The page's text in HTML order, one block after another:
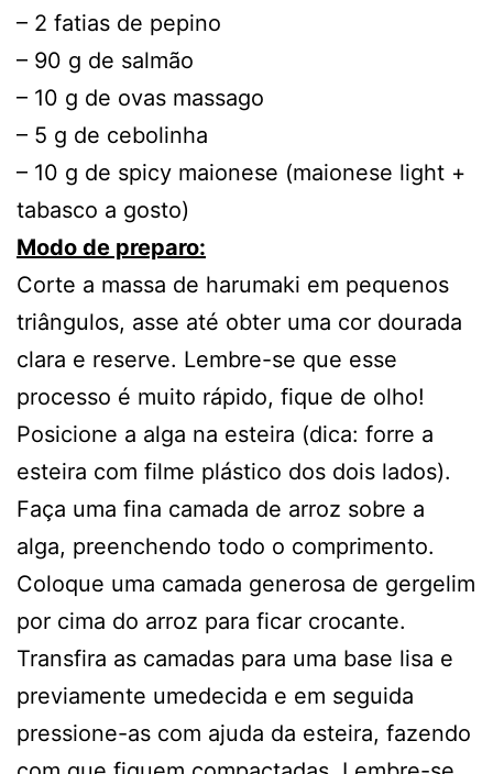
– 2 fatias de pepino
– 90 g de salmão
– 10 g de ovas massago
– 5 g de cebolinha
– 10 g de spicy maionese (maionese light +
tabasco a gosto)
Modo de preparo:
Corte a massa de harumaki em pequenos
triângulos, asse até obter uma cor dourada
clara e reserve. Lembre-se que esse
processo é muito rápido, fique de olho!
Posicione a alga na esteira (dica: forre a
esteira com filme plástico dos dois lados).
Faça uma fina camada de arroz sobre a
alga, preenchendo todo o comprimento.
Coloque uma camada generosa de gergelim
por cima do arroz para ficar crocante.
Transfira as camadas para uma base lisa e
previamente umedecida e em seguida
pressione-as com ajuda da esteira, fazendo